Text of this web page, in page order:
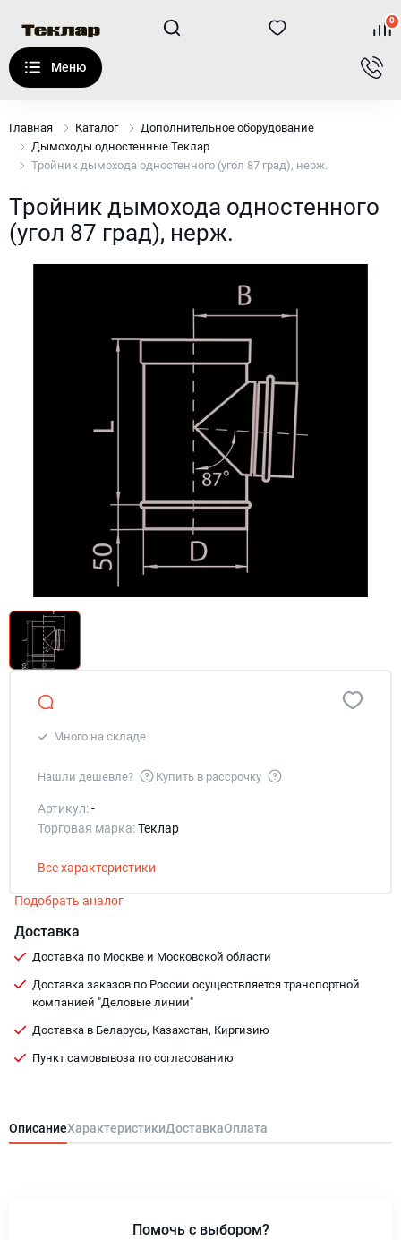
0
Главная Каталог
Дополнительное оборудование
Дымоходы одностенные Теклар
Тройник дымохода одностенного (угол 87 град), нерж.
Тройник дымохода одностенного
(угол 87 град), нерж.
Много на складе
Нашли дешевле? Купить в рассрочку
Артикул:-
Торговая марка:Теклар
Все характеристики
Подобрать аналог
Доставка
Доставка по Москве и Московской области
Доставка заказов по России осуществляется транспортной
компанией "Деловые линии"
Доставка в Беларусь, Казахстан, Киргизию
Пункт самовывоза по согласованию
ОписаниеХарактеристикиДоставкаОплата
Помочь с выбором?